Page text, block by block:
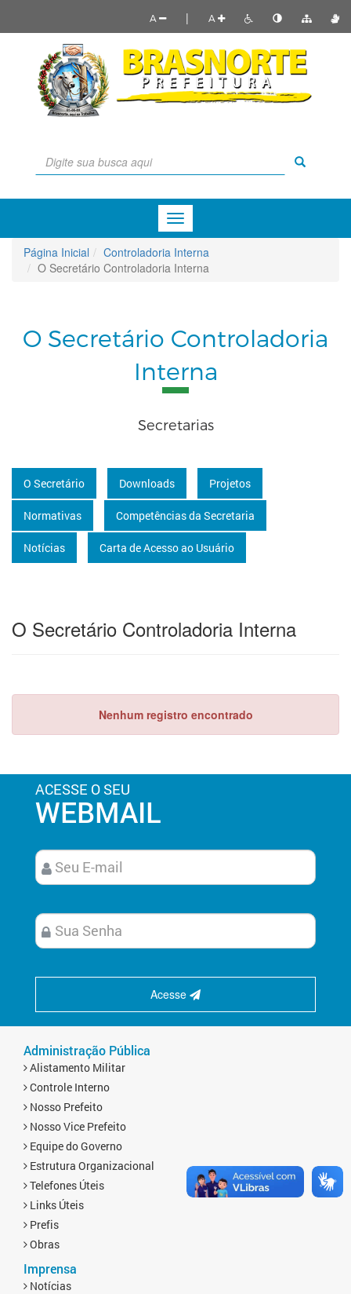
A | A
Menu
de
Navegação
Página Inicial
Controladoria Interna
O Secretário Controladoria Interna
O Secretário Controladoria
Interna
Secretarias
O Secretário Downloads Projetos
Normativas Competências da Secretaria
Notícias Carta de Acesso ao Usuário
O Secretário Controladoria Interna
Nenhum registro encontrado
ACESSE O SEU
WEBMAIL
Acesse
Administração Pública
Alistamento Militar
Controle Interno
Nosso Prefeito
Nosso Vice Prefeito
Equipe do Governo
Estrutura Organizacional
Telefones Úteis
Links Úteis
Prefis
Obras
Imprensa
Notícias